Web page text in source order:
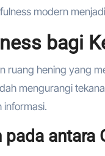
modern
bagi
ruang hening yang
mengurangi
informasi.
antara